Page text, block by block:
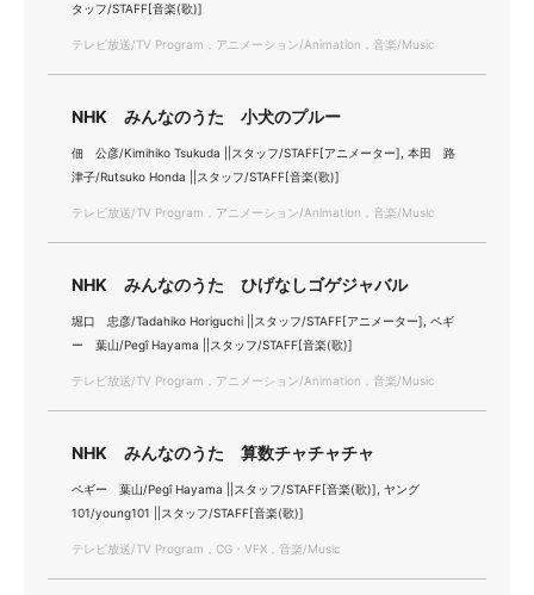
タッフ/STAFF[音楽(歌)]
テレビ放送/TV Program，アニメーション/Animation，音楽/Music
NHK みんなのうた 小犬のプルー
佃 公彦/Kimihiko Tsukuda ||スタッフ/STAFF[アニメーター], 本田 路
津子/Rutsuko Honda ||スタッフ/STAFF[音楽(歌)]
テレビ放送/TV Program，アニメーション/Animation，音楽/Music
NHK みんなのうた ひげなしゴゲジャバル
堀口 忠彦/Tadahiko Horiguchi ||スタッフ/STAFF[アニメーター], ペギ
ー 葉山/Pegî Hayama ||スタッフ/STAFF[音楽(歌)]
テレビ放送/TV Program，アニメーション/Animation，音楽/Music
NHK みんなのうた 算数チャチャチャ
ペギー 葉山/Pegî Hayama ||スタッフ/STAFF[音楽(歌)], ヤング
101/young101 ||スタッフ/STAFF[音楽(歌)]
テレビ放送/TV Program，CG・VFX，音楽/Music